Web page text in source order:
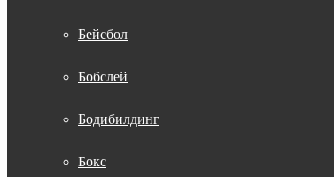
Бейсбол
Бобслей
Бодибилдинг
Бокс